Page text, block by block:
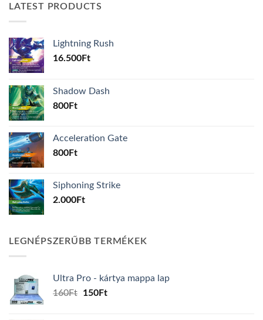
LATEST PRODUCTS
Lightning Rush
16.500Ft
Shadow Dash
800Ft
Acceleration Gate
800Ft
Siphoning Strike
2.000Ft
LEGNÉPSZERŰBB TERMÉKEK
Ultra Pro - kártya mappa lap
160Ft
Original
150FtCurrent